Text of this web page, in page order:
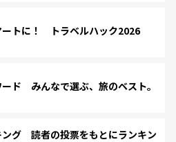
ートに！ トラベルハック2026
ド みんなで選ぶ、旅のベスト。
ング 読者の投票をもとにランキン